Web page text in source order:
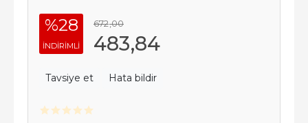
%28
INDIRIMLI
672,00
483,84
Tavsiye et Hata bildir